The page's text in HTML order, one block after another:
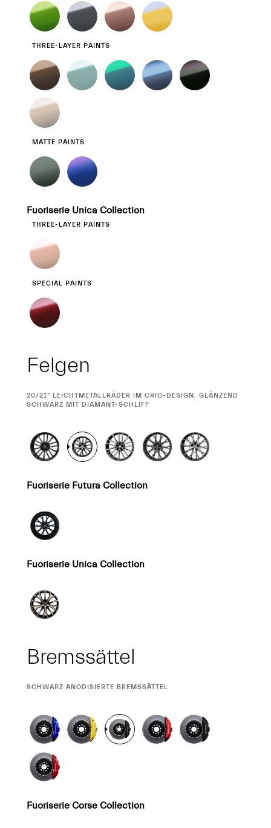
THREE-LAYER PAINTS
MATTE PAINTS
Fuoriserie Unica Collection
THREE-LAYER PAINTS
SPECIAL PAINTS
Felgen
CURRENT
SELECTION
20/21" LEICHTMETALLRÄDER IM CRIO-DESIGN, GLÄNZEND
SCHWARZ MIT DIAMANT-SCHLIFF
Fuoriserie Futura Collection
Fuoriserie Unica Collection
Bremssättel
CURRENT
SCHWARZ ANODISIERTE BREMSSÄTTEL
Fuoriserie Corse Collection